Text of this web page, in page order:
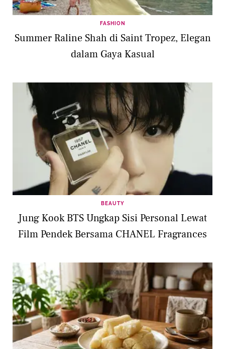
FASHION
Summer Raline Shah di Saint Tropez, Elegan
dalam Gaya Kasual
BEAUTY
Jung Kook BTS Ungkap Sisi Personal Lewat
Film Pendek Bersama CHANEL Fragrances